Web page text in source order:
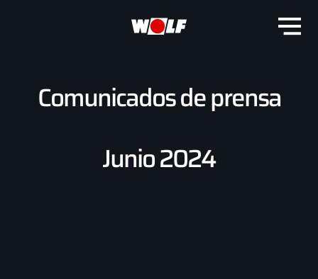
Comunicados de prensa
Junio 2024